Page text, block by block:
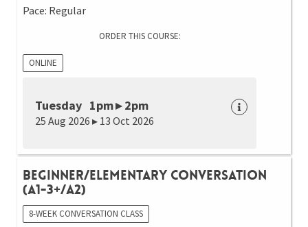
Pace: Regular
ORDER THIS COURSE:
ONLINE
Tuesday 1pm ▸ 2pm
25 Aug 2026 ▸ 13 Oct 2026
Beginner/Elementary Conversation
(A1-3+/A2)
8-WEEK CONVERSATION CLASS